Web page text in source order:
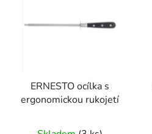
ERNESTO ocílka s
ergonomickou rukojetí